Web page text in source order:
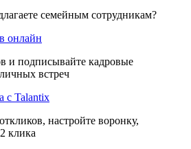
семейным сотрудникам?
онлайн
и подписывайте кадровые
встреч
с Talantix
настройте воронку,
клика